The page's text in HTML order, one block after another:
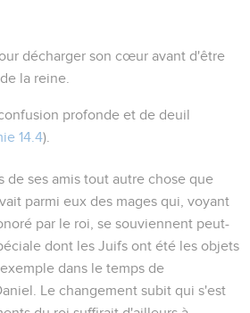
décharger son cœur avant d'être
la reine.
profonde et de deuil
14.4).
de ses amis tout autre chose que
parmi eux des mages qui, voyant
par le roi, se souviennent peut-
dont les Juifs ont été les objets
dans le temps de
Le changement subit qui s'est